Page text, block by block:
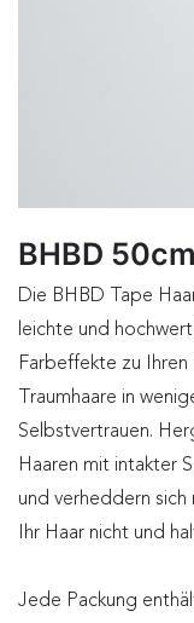
BHBD
Die BHBD Tape
leichte und
Farbeffekte zu Ihren
Traumhaare in
Selbstvertrauen.
Haaren mit intakter
und verheddern sich
Ihr Haar nicht und
Jede Packung